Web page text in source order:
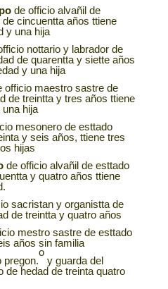
de officio alvañil de
cincuentta años ttiene
y una hija
nottario y labrador de
de quarentta y siette años
y una hija
officio maestro sastre de
de treintta y tres años ttiene
hija
mesonero de esttado
y seis años, ttiene tres
hijas
de officio alvañil de esttado
y quatro años ttiene
sacristan y organistta de
de treintta y quatro años
mestro sastre de esttado
años sin familia
pregon.
o
y guarda del
de hedad de treinta quatro